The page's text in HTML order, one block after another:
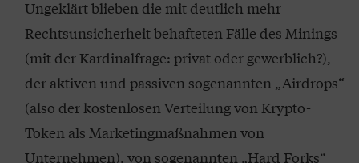
Ungeklärt blieben die mit deutlich mehr
Rechtsunsicherheit behafteten Fälle des Minings
(mit der Kardinalfrage: privat oder gewerblich?),
der aktiven und passiven sogenannten „Airdrops“
(also der kostenlosen Verteilung von Krypto-
Token als Marketingmaßnahmen von
Unternehmen), von sogenannten „Hard Forks“